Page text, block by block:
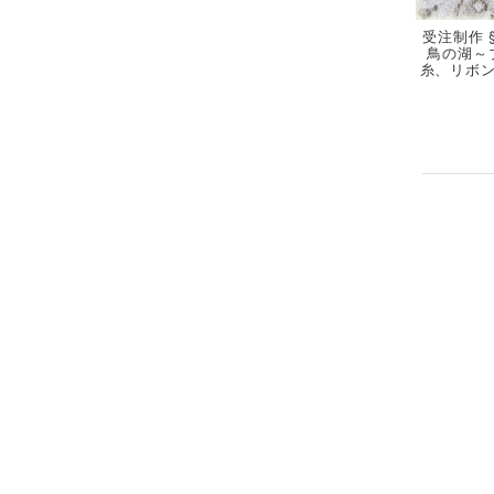
受注制作
鳥の湖
糸、リボ